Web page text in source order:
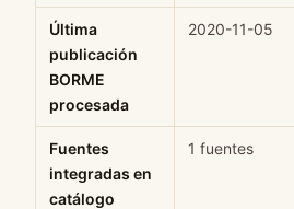
Última
publicación
BORME
procesada
2020-11-05
Fuentes
integradas en
catálogo
1 fuentes